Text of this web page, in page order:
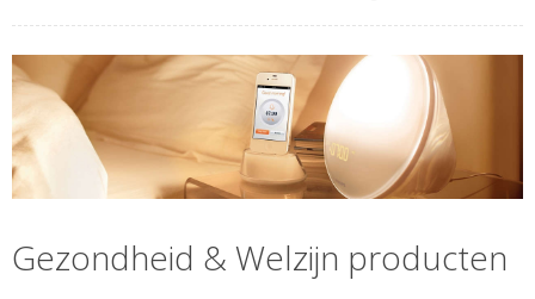
Gezondheid & Welzijn producten